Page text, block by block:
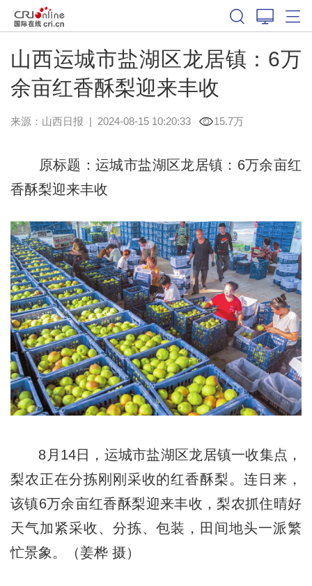
山西运城市盐湖区龙居镇：6万
余亩红香酥梨迎来丰收
来源： 山西日报 | 2024-08-15 10:20:33 15.7万
原标题：运城市盐湖区龙居镇：6万余亩红
香酥梨迎来丰收
8月14日，运城市盐湖区龙居镇一收集点，
梨农正在分拣刚刚采收的红香酥梨。连日来，
该镇6万余亩红香酥梨迎来丰收，梨农抓住晴好
天气加紧采收、分拣、包装，田间地头一派繁
忙景象。（姜桦 摄）